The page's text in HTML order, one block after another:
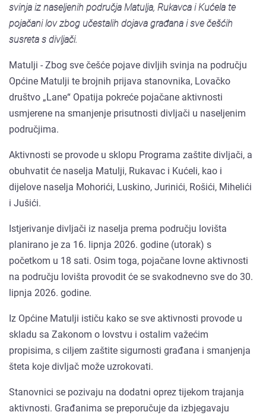
svinja iz naseljenih područja Matulja, Rukavca i Kućela te
pojačani lov zbog učestalih dojava građana i sve češćih
susreta s divljači.
Matulji - Zbog sve češće pojave divljih svinja na području
Općine Matulji te brojnih prijava stanovnika, Lovačko
društvo „Lane“ Opatija pokreće pojačane aktivnosti
usmjerene na smanjenje prisutnosti divljači u naseljenim
područjima.
Aktivnosti se provode u sklopu Programa zaštite divljači, a
obuhvatit će naselja Matulji, Rukavac i Kućeli, kao i
dijelove naselja Mohorići, Luskino, Jurinići, Rošići, Mihelići
i Jušići.
Istjerivanje divljači iz naselja prema području lovišta
planirano je za 16. lipnja 2026. godine (utorak) s
početkom u 18 sati. Osim toga, pojačane lovne aktivnosti
na području lovišta provodit će se svakodnevno sve do 30.
lipnja 2026. godine.
Iz Općine Matulji ističu kako se sve aktivnosti provode u
skladu sa Zakonom o lovstvu i ostalim važećim
propisima, s ciljem zaštite sigurnosti građana i smanjenja
šteta koje divljač može uzrokovati.
Stanovnici se pozivaju na dodatni oprez tijekom trajanja
aktivnosti. Građanima se preporučuje da izbjegavaju